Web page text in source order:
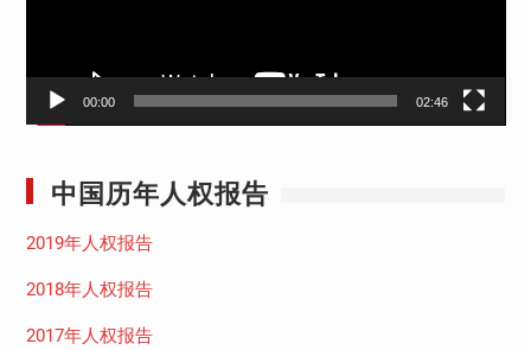
00:00 02:46
中国历年人权报告
2019年人权报告
2018年人权报告
2017年人权报告